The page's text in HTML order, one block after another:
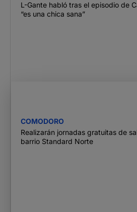
L-Gante habló tras el episodio de
“es una chica sana”
COMODORO
Realizarán jornadas gratuitas de
barrio Standard Norte